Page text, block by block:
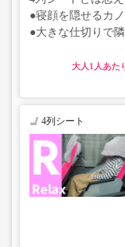
●寝顔を隠せるカ
●大きな仕切りで
大人
4列シート